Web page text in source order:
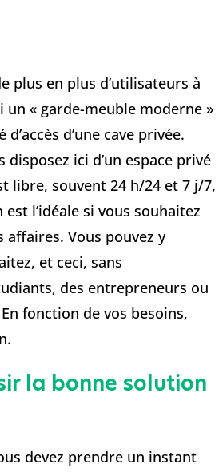
plus en plus d’utilisateurs à
un « garde-meuble moderne »
d’une cave privée.
ici d’un espace privé
libre, souvent 24 h/24 et 7 j/7,
l’idéale si vous souhaitez
Vous pouvez y
et ceci, sans
des entrepreneurs ou
fonction de vos besoins,
la bonne solution
devez prendre un instant